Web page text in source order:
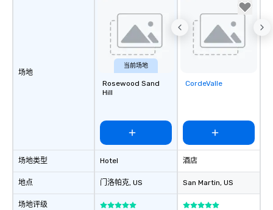
场地
场地类型
地点
场地评级
当前场地
Rosewood Sand
Hill
Hotel
门洛帕克, US
Removed from
CordeValle
酒店
San Martin, US